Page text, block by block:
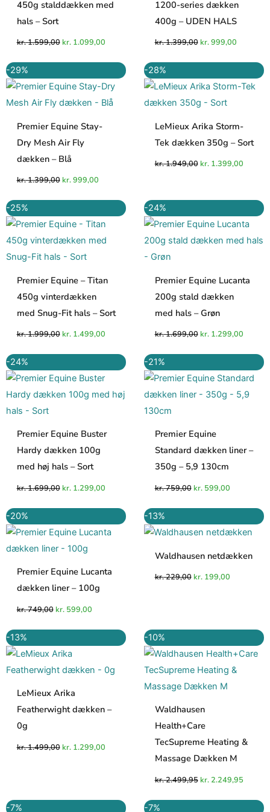
450g stalddækken med
hals – Sort
kr.1.599,00 kr.1.099,00
1200-series dækken
400g – UDEN HALS
kr.1.399,00 kr.999,00
-29%
Premier Equine Stay-
Dry Mesh Air Fly
dækken – Blå
kr.1.399,00
oprindelige
pris
kr. 1.399,00.
kr.999,00
aktuelle
pris
kr. 999,00.
-28%
LeMieux Arika Storm-
Tek dækken 350g – Sort
kr.1.949,00
oprindelige
pris
kr. 1.949,00.
kr.1.399,00
Den
pris
-25%
Premier Equine – Titan
450g vinterdækken
med Snug-Fit hals – Sort
kr.1.999,00
oprindelige
pris
kr. 1.999,00.
kr.1.499,00
Den
aktuelle
pris
kr. 1.499,00.
-24%
Premier Equine Lucanta
200g stald dækken
med hals – Grøn
kr.1.699,00
oprindelige
pris
kr. 1.699,00.
kr.1.299,00
Den
pris
kr.
-24%
Premier Equine Buster
Hardy dækken 100g
med høj hals – Sort
kr.1.699,00
oprindelige
pris
kr. 1.699,00.
kr.1.299,00
Den
aktuelle
pris
kr. 1.299,00.
-21%
Premier Equine
Standard dækken liner –
350g – 5,9 130cm
kr.759,00
oprindelige
pris
kr. 759,00.
kr.599,00
aktuelle
pris
kr. 599,00.
-20%
Premier Equine Lucanta
dækken liner – 100g
kr.749,00
oprindelige
pris
kr. 749,00.
kr.599,00
aktuelle
pris
-13%
Waldhausen netdækken
kr.229,00
oprindelige
pris
kr. 229,00.
kr.199,00
aktuelle
pris
kr. 199,00.
-13%
LeMieux Arika
Featherwight dækken –
0g
kr.1.499,00
oprindelige
pris
kr. 1.499,00.
kr.1.299,00
Den
aktuelle
kr. 1.299,00.
-10%
Waldhausen
Health+Care
TecSupreme Heating &
Massage Dækken M
kr.2.499,95
oprindelige
pris
kr. 2.499,95.
kr.2.249,95
Den
pris
-7% -7%